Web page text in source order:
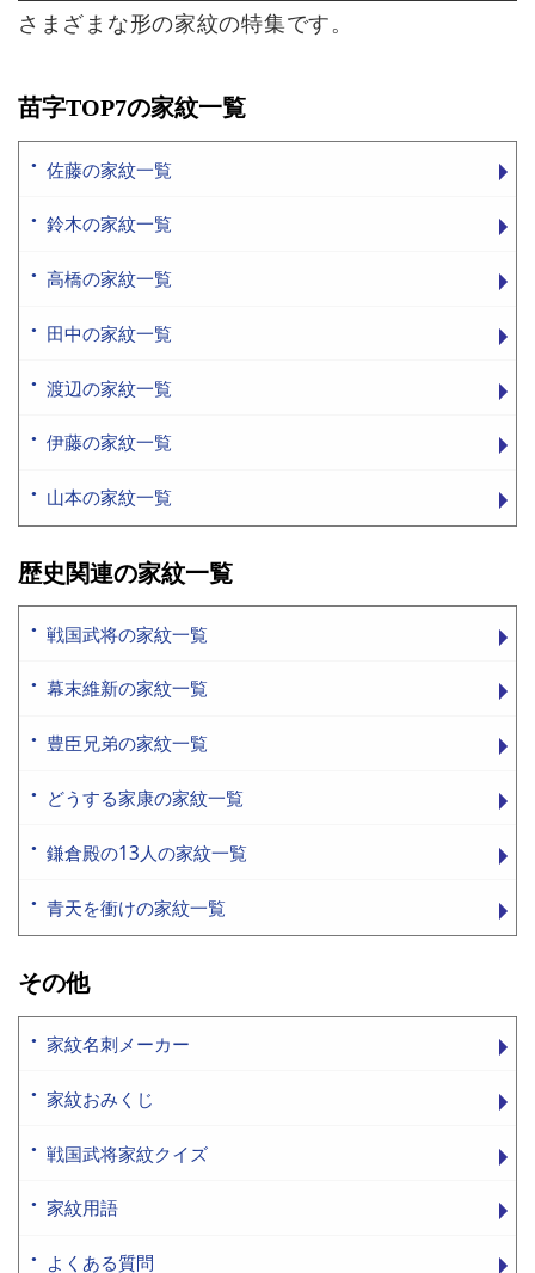
さまざまな形の家紋の特集です。
苗字TOP7の家紋一覧
佐藤の家紋一覧
鈴木の家紋一覧
高橋の家紋一覧
田中の家紋一覧
渡辺の家紋一覧
伊藤の家紋一覧
山本の家紋一覧
歴史関連の家紋一覧
戦国武将の家紋一覧
幕末維新の家紋一覧
豊臣兄弟の家紋一覧
どうする家康の家紋一覧
鎌倉殿の13人の家紋一覧
青天を衝けの家紋一覧
その他
家紋名刺メーカー
家紋おみくじ
戦国武将家紋クイズ
家紋用語
よくある質問